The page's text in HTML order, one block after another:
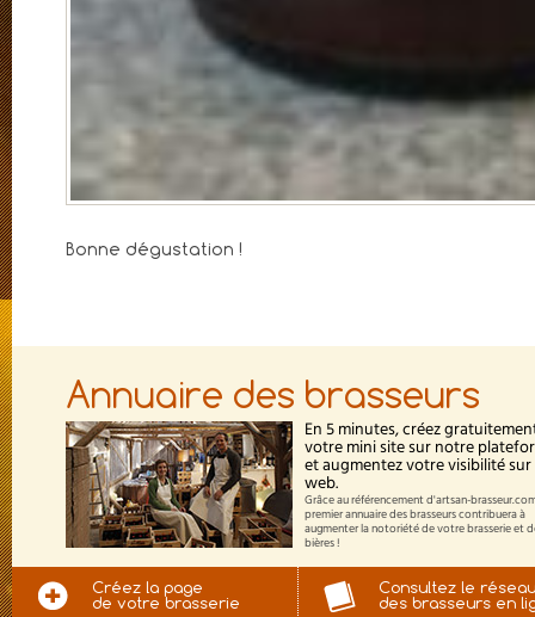
Bonne dégustation !
Annuaire des brasseurs
En 5 minutes, créez
votre mini site sur notre
et augmentez votre visibilité sur
web.
Grâce au référencement d'artsan-
premier annuaire des brasseurs contribuera à
augmenter la notoriété de votre brasserie et
bières !
Créez la page
de votre brasserie
Consultez le réseau
des brasseurs en